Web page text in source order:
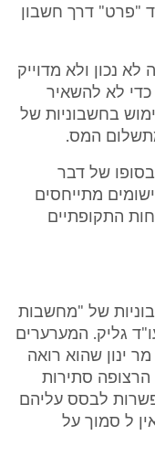
"פרט" דרך חשבון
נכון ולא מדוייק
לא להשאיר
בחשבוניות של
המס.
של דבר
מתייחסים
התקופתיים
של "מחשבות
גליק. המערערים
ינון שהוא רואה
הרצופה סתירות
לבסס עליהם
ל סמוך על